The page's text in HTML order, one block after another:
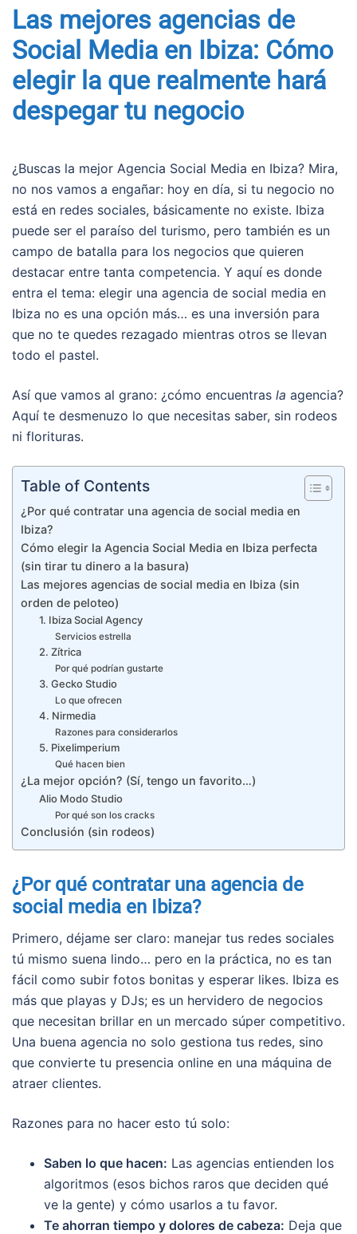
Las mejores agencias de
Social Media en Ibiza: Cómo
elegir la que realmente hará
despegar tu negocio
¿Buscas la mejor Agencia Social Media en Ibiza? Mira,
no nos vamos a engañar: hoy en día, si tu negocio no
está en redes sociales, básicamente no existe. Ibiza
puede ser el paraíso del turismo, pero también es un
campo de batalla para los negocios que quieren
destacar entre tanta competencia. Y aquí es donde
entra el tema: elegir una agencia de social media en
Ibiza no es una opción más… es una inversión para
que no te quedes rezagado mientras otros se llevan
todo el pastel.
Así que vamos al grano: ¿cómo encuentras la agencia?
Aquí te desmenuzo lo que necesitas saber, sin rodeos
ni florituras.
Table of Contents
¿Por qué contratar una agencia de social media en
Ibiza?
Cómo elegir la Agencia Social Media en Ibiza perfecta
(sin tirar tu dinero a la basura)
Las mejores agencias de social media en Ibiza (sin
orden de peloteo)
1. Ibiza Social Agency
Servicios estrella
2. Zítrica
Por qué podrían gustarte
3. Gecko Studio
Lo que ofrecen
4. Nirmedia
Razones para considerarlos
5. Pixelimperium
Qué hacen bien
¿La mejor opción? (Sí, tengo un favorito…)
Alio Modo Studio
Por qué son los cracks
Conclusión (sin rodeos)
¿Por qué contratar una agencia de
social media en Ibiza?
Primero, déjame ser claro: manejar tus redes sociales
tú mismo suena lindo… pero en la práctica, no es tan
fácil como subir fotos bonitas y esperar likes. Ibiza es
más que playas y DJs; es un hervidero de negocios
que necesitan brillar en un mercado súper competitivo.
Una buena agencia no solo gestiona tus redes, sino
que convierte tu presencia online en una máquina de
atraer clientes.
Razones para no hacer esto tú solo:
Saben lo que hacen: Las agencias entienden los
algoritmos (esos bichos raros que deciden qué
ve la gente) y cómo usarlos a tu favor.
Te ahorran tiempo y dolores de cabeza: Deja que